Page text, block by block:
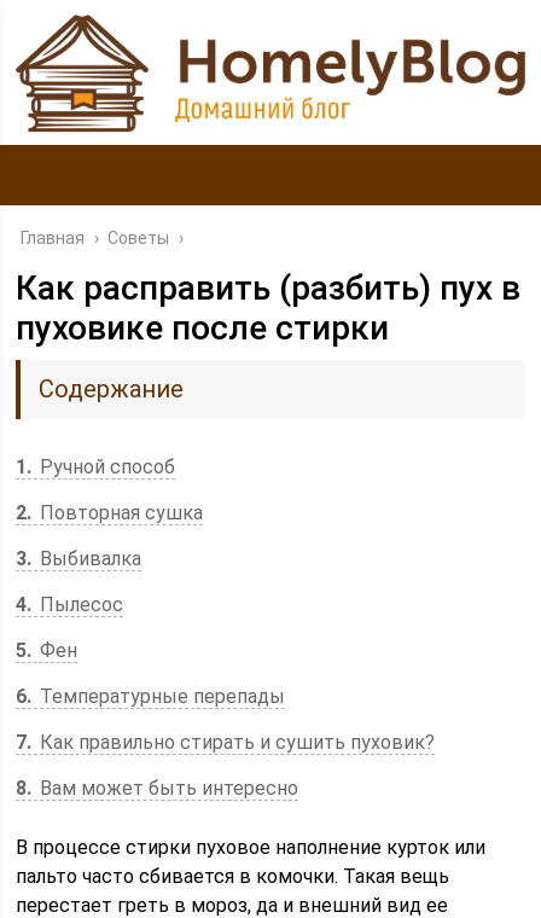
Главная › Советы ›
Как расправить (разбить) пух в
пуховике после стирки
Содержание
1
Ручной способ
2
Повторная сушка
3
Выбивалка
4
Пылесос
5 Фен
6
Температурные перепады
7
Как правильно стирать и сушить пуховик?
8
Вам может быть интересно
В процессе стирки пуховое наполнение курток или
пальто часто сбивается в комочки. Такая вещь
перестает греть в мороз, да и внешний вид ее